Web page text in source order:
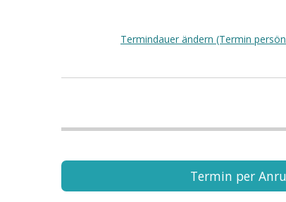
Termindauer ändern (Termin
Termin per